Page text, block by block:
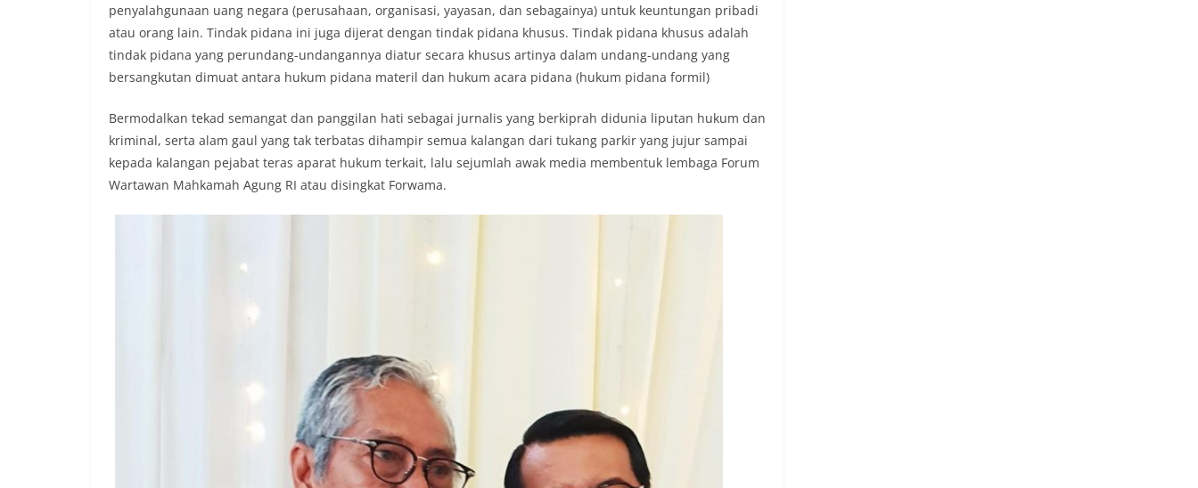
penyalahgunaan uang negara (perusahaan, organisasi, yayasan, dan sebagainya) untuk keuntungan pribadi
atau orang lain. Tindak pidana ini juga dijerat dengan tindak pidana khusus. Tindak pidana khusus adalah
tindak pidana yang perundang-undangannya diatur secara khusus artinya dalam undang-undang yang
bersangkutan dimuat antara hukum pidana materil dan hukum acara pidana (hukum pidana formil)
Bermodalkan tekad semangat dan panggilan hati sebagai jurnalis yang berkiprah didunia liputan hukum dan
kriminal, serta alam gaul yang tak terbatas dihampir semua kalangan dari tukang parkir yang jujur sampai
kepada kalangan pejabat teras aparat hukum terkait, lalu sejumlah awak media membentuk lembaga Forum
Wartawan Mahkamah Agung RI atau disingkat Forwama.